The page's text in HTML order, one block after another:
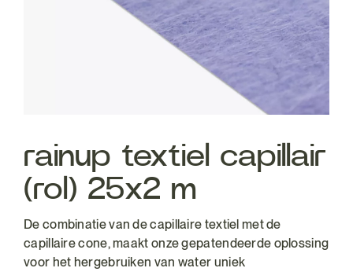
rainup textiel capillair
(rol) 25x2 m
De combinatie van de capillaire textiel met de
capillaire cone, maakt onze gepatendeerde oplossing
voor het hergebruiken van water uniek